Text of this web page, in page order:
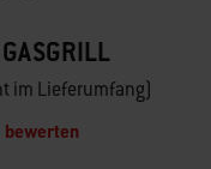
im Lieferumfang)